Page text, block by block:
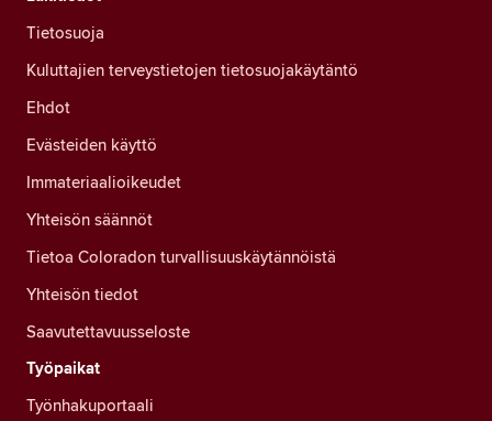
Tietosuoja
Kuluttajien terveystietojen tietosuojakäytäntö
Ehdot
Evästeiden käyttö
Immateriaalioikeudet
Yhteisön säännöt
Tietoa Coloradon turvallisuuskäytännöistä
Yhteisön tiedot
Saavutettavuusseloste
Työpaikat
Työnhakuportaali